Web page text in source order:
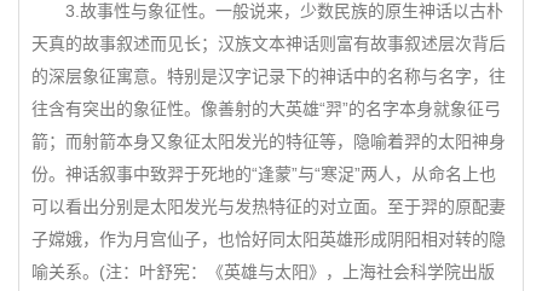
3.故事性与象征性。一般说来，少数民族的原生神话以古朴
天真的故事叙述而见长；汉族文本神话则富有故事叙述层次背后
的深层象征寓意。特别是汉字记录下的神话中的名称与名字，往
往含有突出的象征性。像善射的大英雄“羿”的名字本身就象征弓
箭；而射箭本身又象征太阳发光的特征等，隐喻着羿的太阳神身
份。神话叙事中致羿于死地的“逢蒙”与“寒浞”两人，从命名上也
可以看出分别是太阳发光与发热特征的对立面。至于羿的原配妻
子嫦娥，作为月宫仙子，也恰好同太阳英雄形成阴阳相对转的隐
喻关系。(注：叶舒宪：《英雄与太阳》，上海社会科学院出版